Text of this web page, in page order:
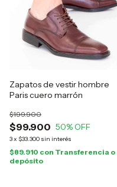
Zapatos de vestir hombre
Paris cuero marrón
$99.900
$199.900
50% OFF
3x $33.300 sin interés
$89.910 con Transferencia o
depósito